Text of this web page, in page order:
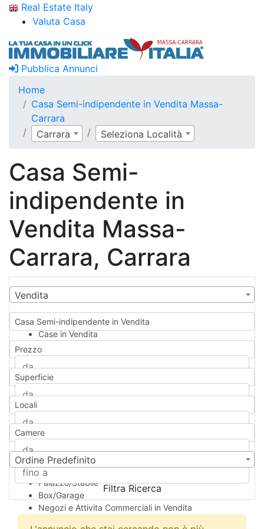
Real Estate Italy
Valuta Casa
Pubblica Annunci
Home
Casa Semi-indipendente in Vendita Massa-
Carrara
Carrara
Seleziona Località
Casa Semi-
indipendente in
Vendita Massa-
Carrara, Carrara
Vendita
Casa Semi-indipendente in Vendita
Case in Vendita
Qualsiasi
Appartamento
Casa indipendente
Casa Semi-indipendente
Attico/Mansarda
Rustico/Casale
Camera d'Albergo
Multiproprietà
Palazzo/Stabile
Box/Garage
Negozi e Attivita Commerciali in Vendita
Prezzo
Superficie
Locali
Camere
Ordine Predefinito
Filtra Ricerca